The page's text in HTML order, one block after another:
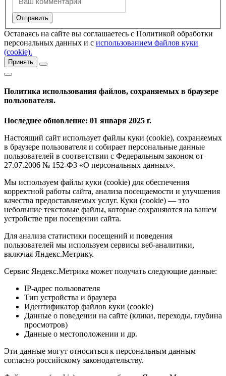
Оставаясь на сайте вы соглашаетесь с Политикой обработки
персональных данных и с использованием файлов куки
(cookie).
Принять
Политика использования файлов, сохраняемых в браузере
пользователя.
Последнее обновление: 01 января 2025 г.
Настоящий сайт использует файлы куки (cookie), сохраняемых
в браузере пользователя и собирает персональные данные
пользователей в соответствии с Федеральным законом от
27.07.2006 № 152-ФЗ «О персональных данных».
Мы используем файлы куки (cookie) для обеспечения
корректной работы сайта, анализа посещаемости и улучшения
качества предоставляемых услуг. Куки (cookie) — это
небольшие текстовые файлы, которые сохраняются на вашем
устройстве при посещении сайта.
Для анализа статистики посещений и поведения
пользователей мы используем сервисы веб-аналитики,
включая Яндекс.Метрику.
Сервис Яндекс.Метрика может получать следующие данные:
IP-адрес пользователя
Тип устройства и браузера
Идентификатор файлов куки (cookie)
Данные о поведении на сайте (клики, переходы, глубина
просмотров)
Данные о местоположении и др.
Эти данные могут относиться к персональным данным
согласно российскому законодательству.